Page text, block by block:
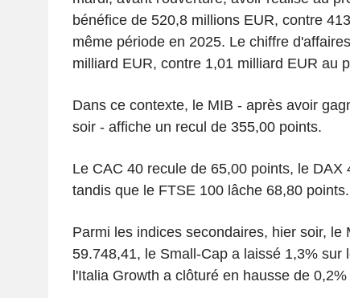
bénéfice de 520,8 millions EUR, contre
même période en 2025. Le chiffre
milliard EUR, contre 1,01 milliard EUR au
Dans ce contexte, le MIB - après avoir
soir - affiche un recul de 355,00 points.
Le CAC 40 recule de 65,00 points, le DAX
tandis que le FTSE 100 lâche 68,80 points.
Parmi les indices secondaires, hier soir, le
59.748,41, le Small-Cap a laissé 1,3% sur
l'Italia Growth a clôturé en hausse de